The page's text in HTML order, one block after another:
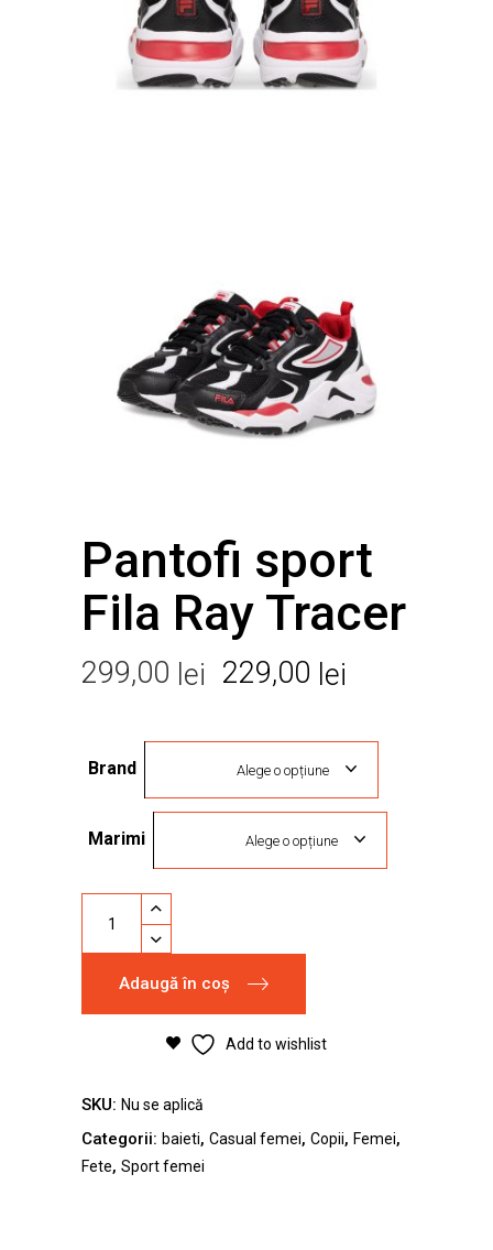
Pantofi sport
Fila Ray Tracer
299,00 lei Prețul
a
fost:
299,00 lei.
229,00 lei
este:
229,00 lei.
Brand Alege o opțiune
Marimi Alege o opțiune
sport
Tracer
Adaugă în coș
Add to wishlist
SKU: Nu se aplică
Categorii: baieti, Casual femei, Copii, Femei,
Fete, Sport femei